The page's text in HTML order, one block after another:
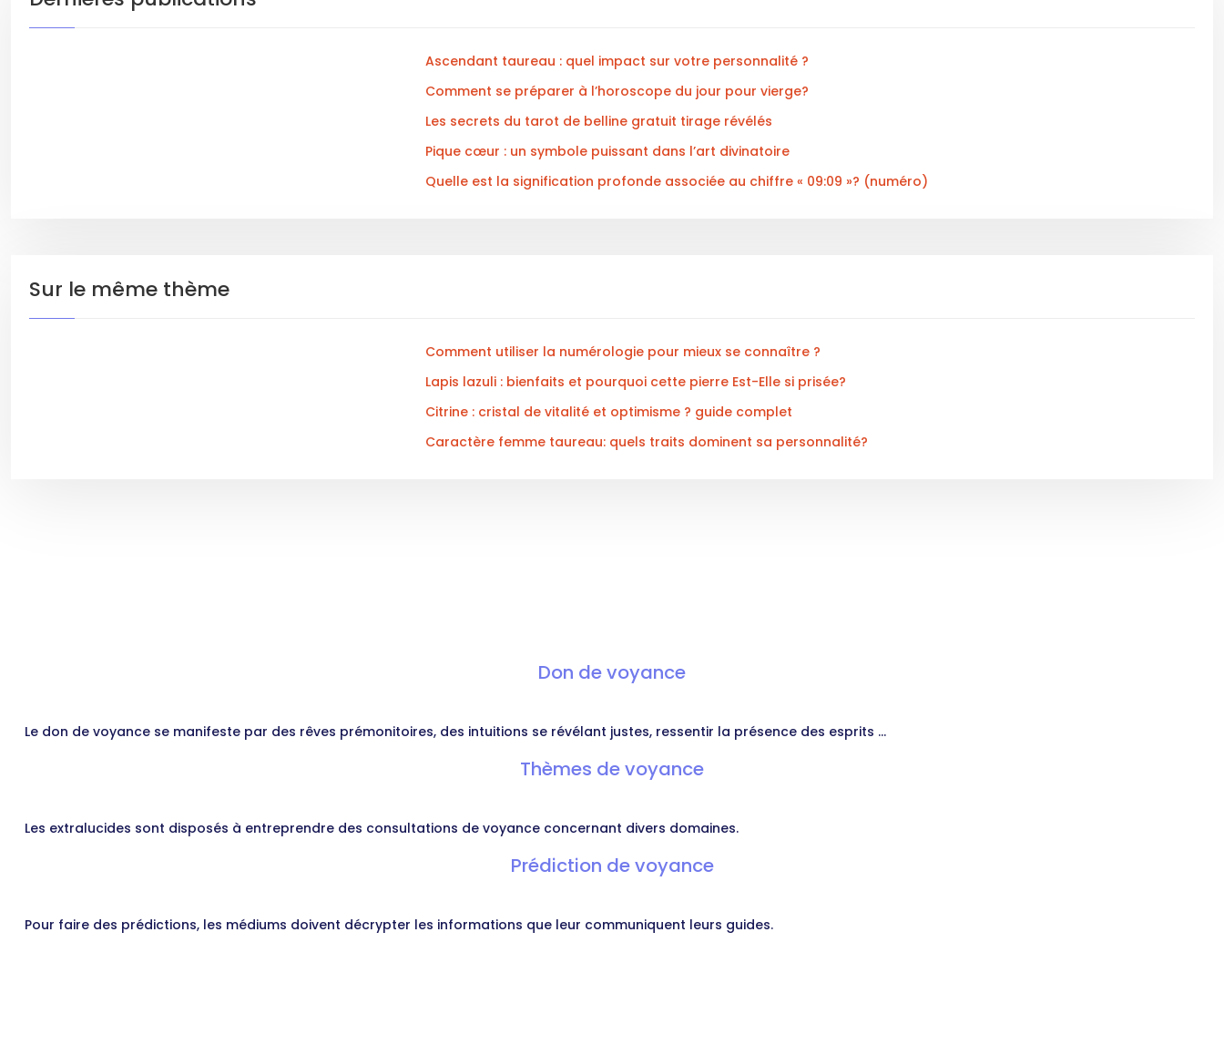
Ascendant taureau : quel impact sur votre personnalité ?
Comment se préparer à l’horoscope du jour pour vierge?
Les secrets du tarot de belline gratuit tirage révélés
Pique cœur : un symbole puissant dans l’art divinatoire
Quelle est la signification profonde associée au chiffre « 09:09 »? (numéro)
Sur le même thème
Comment utiliser la numérologie pour mieux se connaître ?
Lapis lazuli : bienfaits et pourquoi cette pierre Est-Elle si prisée?
Citrine : cristal de vitalité et optimisme ? guide complet
Caractère femme taureau: quels traits dominent sa personnalité?
Don de voyance
Le don de voyance se manifeste par des rêves prémonitoires, des intuitions se révélant justes, ressentir la présence des esprits …
Thèmes de voyance
Les extralucides sont disposés à entreprendre des consultations de voyance concernant divers domaines.
Prédiction de voyance
Pour faire des prédictions, les médiums doivent décrypter les informations que leur communiquent leurs guides.